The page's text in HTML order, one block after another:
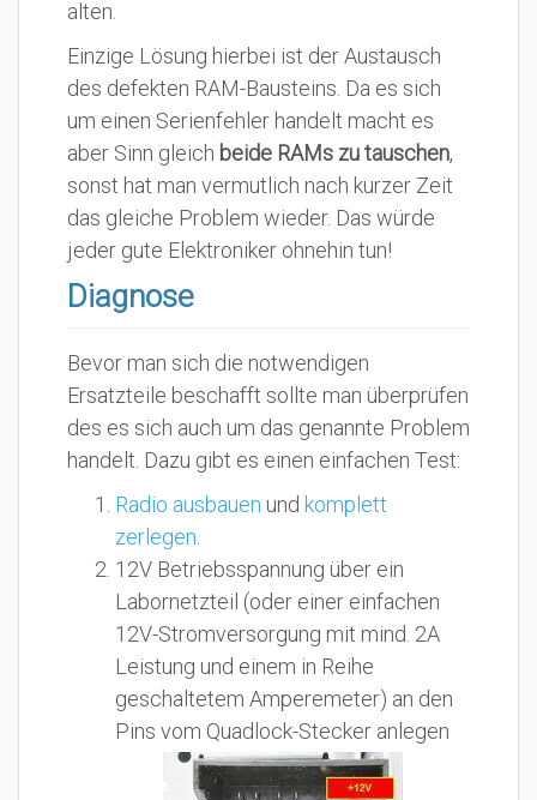
alten.
Einzige Lösung hierbei ist der Austausch
des defekten RAM-Bausteins. Da es sich
um einen Serienfehler handelt macht es
aber Sinn gleich beide RAMs zu tauschen,
sonst hat man vermutlich nach kurzer Zeit
das gleiche Problem wieder. Das würde
jeder gute Elektroniker ohnehin tun!
Diagnose
Bevor man sich die notwendigen
Ersatzteile beschafft sollte man überprüfen
des es sich auch um das genannte Problem
handelt. Dazu gibt es einen einfachen Test:
Radio ausbauen und komplett
zerlegen
12V Betriebsspannung über ein
Labornetzteil (oder einer einfachen
12V-Stromversorgung mit mind. 2A
Leistung und einem in Reihe
geschaltetem Amperemeter) an den
Pins vom Quadlock-Stecker anlegen